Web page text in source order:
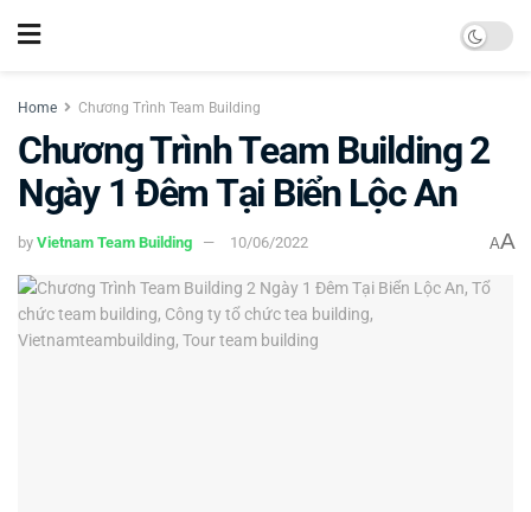
Home Chương Trình Team Building
Chương Trình Team Building 2
Ngày 1 Đêm Tại Biển Lộc An
by Vietnam Team Building 10/06/2022 AA